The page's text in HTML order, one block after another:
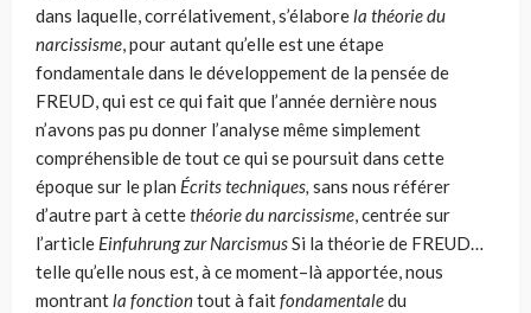
dans laquelle, corrélativement, s’élaborela théorie du
narcis­sisme, pour autant qu’elle est une étape
fondamentale dans le développement de la pensée de
FREUD, qui est ce qui fait que l’année dernière nous
n’avons pas pu donner l’analyse même simplement
compréhensible de tout ce qui se pour­suit dans cette
époque sur le plan Écrits techniques, sans nous référer
d’autre part à cettethéorie du narcis­sisme, centrée sur
l’article Einfuhrung zur NarcismusSi la théorie de FREUD…
telle qu’elle nous est, à ce moment–là apportée, nous
montrantla fonctiontout à faitfondamentaledu